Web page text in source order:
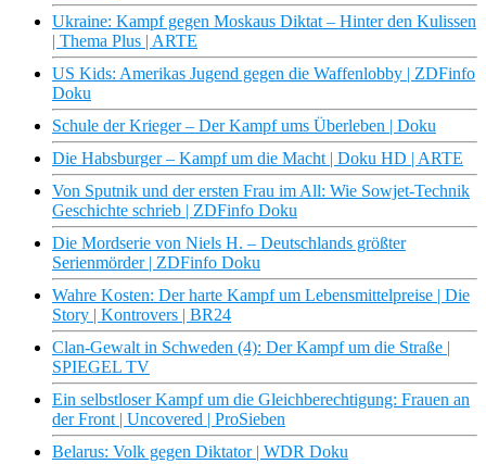
Ukraine: Kampf gegen Moskaus Diktat – Hinter den Kulissen
| Thema Plus | ARTE
US Kids: Amerikas Jugend gegen die Waffenlobby | ZDFinfo
Doku
Schule der Krieger – Der Kampf ums Überleben | Doku
Die Habsburger – Kampf um die Macht | Doku HD | ARTE
Von Sputnik und der ersten Frau im All: Wie Sowjet-Technik
Geschichte schrieb | ZDFinfo Doku
Die Mordserie von Niels H. – Deutschlands größter
Serienmörder | ZDFinfo Doku
Wahre Kosten: Der harte Kampf um Lebensmittelpreise | Die
Story | Kontrovers | BR24
Clan-Gewalt in Schweden (4): Der Kampf um die Straße |
SPIEGEL TV
Ein selbstloser Kampf um die Gleichberechtigung: Frauen an
der Front | Uncovered | ProSieben
Belarus: Volk gegen Diktator | WDR Doku